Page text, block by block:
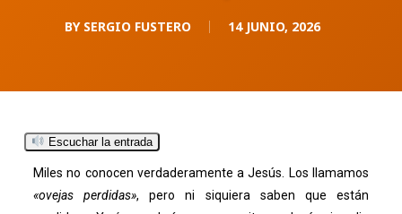
BY SERGIO FUSTERO 14 JUNIO, 2026
Escuchar la entrada
Miles no conocen verdaderamente a Jesús. Los llamamos
«ovejas perdidas», pero ni siquiera saben que están